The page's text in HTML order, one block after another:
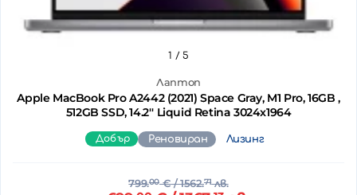
Лаптоп
Apple MacBook Pro A2442 (2021) Space Gray, M1 Pro, 16GB ,
512GB SSD, 14.2'' Liquid Retina 3024x1964
1 / 5
Добър Реновиран Лизинг
799.00€/ 1562.71лв.